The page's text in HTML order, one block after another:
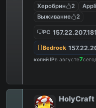
Херобрин 2
Выживание
2
PC 157.22.207.181
Bedrock
копий IPв августе7
HolyCraft